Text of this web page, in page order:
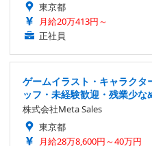
東京都
月給20万413円～
正社員
ゲームイラスト・キャラクタ
ッフ・未経験歓迎・残業少な
株式会社Meta Sales
東京都
月給28万8,600円～40万円